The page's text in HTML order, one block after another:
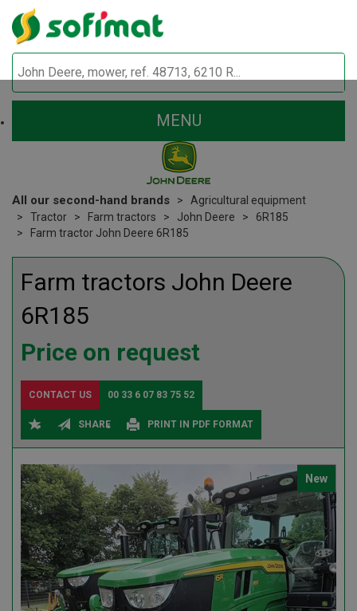
MENU
All our second-hand brands
Agricultural equipment
Tractor
Farm tractors John Deere
6R185
Farm tractor John Deere 6R185
Farm tractors John Deere
6R185
Price on request
CONTACT US 00 33 6 07 83 75 52
SHARE PRINT IN PDF FORMAT
New